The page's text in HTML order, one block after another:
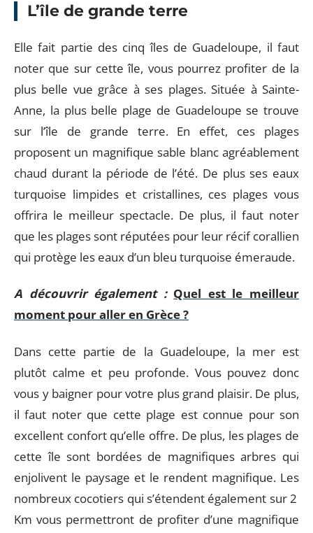
L’île de grande terre
Elle fait partie des cinq îles de Guadeloupe, il faut
noter que sur cette île, vous pourrez profiter de la
plus belle vue grâce à ses plages. Située à Sainte-
Anne, la plus belle plage de Guadeloupe se trouve
sur l’île de grande terre. En effet, ces plages
proposent un magnifique sable blanc agréablement
chaud durant la période de l’été. De plus ses eaux
turquoise limpides et cristallines, ces plages vous
offrira le meilleur spectacle. De plus, il faut noter
que les plages sont réputées pour leur récif corallien
qui protège les eaux d’un bleu turquoise émeraude.
A découvrir également : Quel est le meilleur
moment pour aller en Grèce ?
Dans cette partie de la Guadeloupe, la mer est
plutôt calme et peu profonde. Vous pouvez donc
vous y baigner pour votre plus grand plaisir. De plus,
il faut noter que cette plage est connue pour son
excellent confort qu’elle offre. De plus, les plages de
cette île sont bordées de magnifiques arbres qui
enjolivent le paysage et le rendent magnifique. Les
nombreux cocotiers qui s’étendent également sur 2
Km vous permettront de profiter d’une magnifique